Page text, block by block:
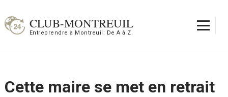
au
contenu
CLUB-MONTREUIL
Entreprendre à Montreuil: De A à Z.
Cette maire se met en retrait